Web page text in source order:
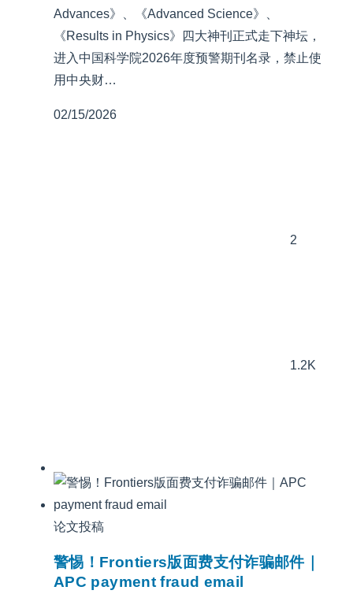
Advances》、《Advanced Science》、
《Results in Physics》四大神刊正式走下神坛，
进入中国科学院2026年度预警期刊名录，禁止使
用中央财…
02/15/2026
2
1.2K
论文投稿
警惕！Frontiers版面费支付诈骗邮件｜
APC payment fraud email